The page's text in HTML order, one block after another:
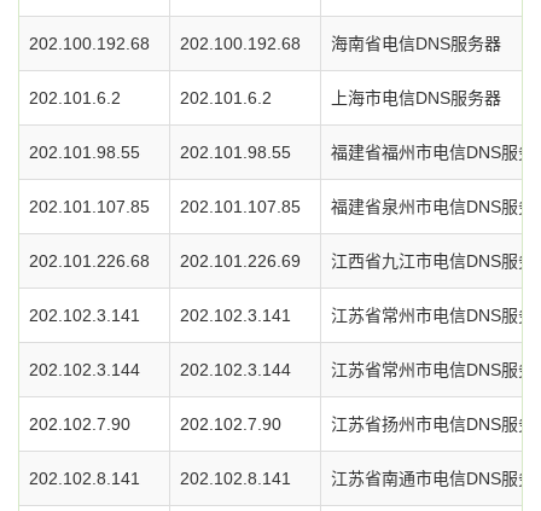
202.100.192.68 202.100.192.68 海南省电信DNS服务器
202.101.6.2 202.101.6.2 上海市电信DNS服务器
202.101.98.55 202.101.98.55 福建省福州市电信DNS服务
202.101.107.85 202.101.107.85 福建省泉州市电信DNS服务
202.101.226.68 202.101.226.69 江西省九江市电信DNS服务
202.102.3.141 202.102.3.141 江苏省常州市电信DNS服务
202.102.3.144 202.102.3.144 江苏省常州市电信DNS服务
202.102.7.90 202.102.7.90 江苏省扬州市电信DNS服务
202.102.8.141 202.102.8.141 江苏省南通市电信DNS服务